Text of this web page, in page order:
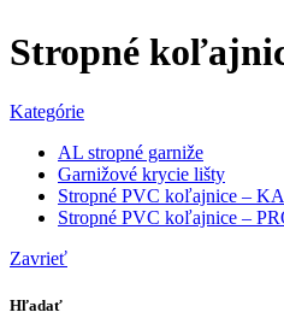
Stropné
Kategórie
AL stropné garniže
Garnižové krycie lišty
Stropné PVC koľajnice –
Stropné PVC koľajnice –
Zavrieť
Hľadať